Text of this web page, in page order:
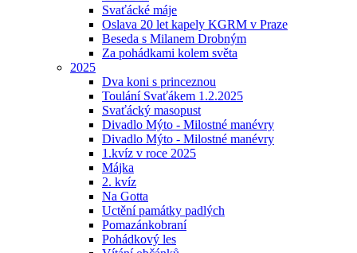
Svaťácké máje
Oslava 20 let kapely KGRM v Praze
Beseda s Milanem Drobným
Za pohádkami kolem světa
2025
Dva koni s princeznou
Toulání Svaťákem 1.2.2025
Svaťácký masopust
Divadlo Mýto - Milostné manévry
Divadlo Mýto - Milostné manévry
1.kvíz v roce 2025
Májka
2. kvíz
Na Gotta
Uctění památky padlých
Pomazánkobraní
Pohádkový les